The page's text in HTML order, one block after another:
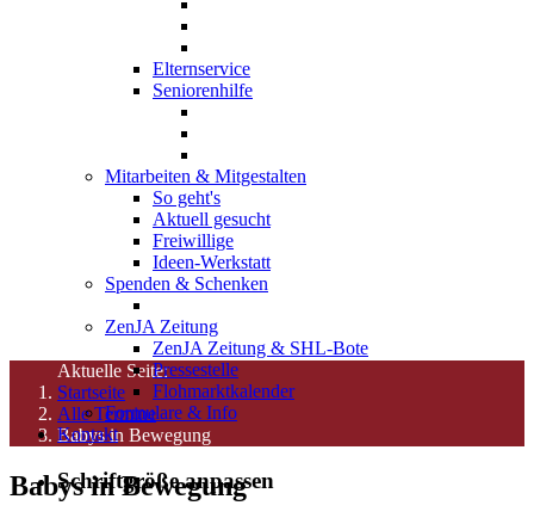
Elternservice
Seniorenhilfe
Mitarbeiten & Mitgestalten
So geht's
Aktuell gesucht
Freiwillige
Ideen-Werkstatt
Spenden & Schenken
ZenJA Zeitung
ZenJA Zeitung & SHL-Bote
Pressestelle
Flohmarktkalender
Formulare & Info
Kontakt
Schriftgröße anpassen
Aktuelle Seite:
Startseite
Alle Termine
Babys in Bewegung
Babys in Bewegung